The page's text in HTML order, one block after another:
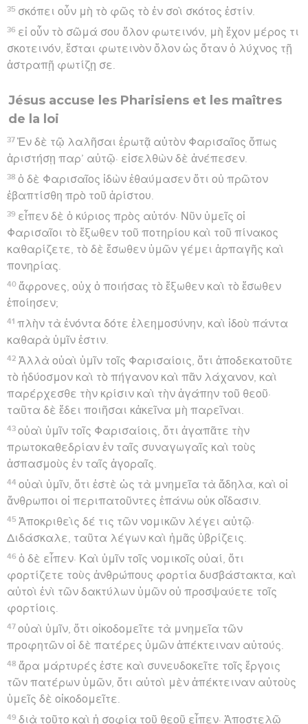
35 σκόπει οὖν μὴ τὸ φῶς τὸ ἐν σοὶ σκότος ἐστίν.
36 εἰ οὖν τὸ σῶμά σου ὅλον φωτεινόν, μὴ ἔχον μέρος τι
σκοτεινόν, ἔσται φωτεινὸν ὅλον ὡς ὅταν ὁ λύχνος τῇ
ἀστραπῇ φωτίζῃ σε.
Jésus accuse les Pharisiens et les maîtres
de la loi
37 Ἐν δὲ τῷ λαλῆσαι ἐρωτᾷ αὐτὸν Φαρισαῖος ὅπως
ἀριστήσῃ παρ’ αὐτῷ· εἰσελθὼν δὲ ἀνέπεσεν.
38 ὁ δὲ Φαρισαῖος ἰδὼν ἐθαύμασεν ὅτι οὐ πρῶτον
ἐβαπτίσθη πρὸ τοῦ ἀρίστου.
39 εἶπεν δὲ ὁ κύριος πρὸς αὐτόν· Νῦν ὑμεῖς οἱ
Φαρισαῖοι τὸ ἔξωθεν τοῦ ποτηρίου καὶ τοῦ πίνακος
καθαρίζετε, τὸ δὲ ἔσωθεν ὑμῶν γέμει ἁρπαγῆς καὶ
πονηρίας.
40 ἄφρονες, οὐχ ὁ ποιήσας τὸ ἔξωθεν καὶ τὸ ἔσωθεν
ἐποίησεν;
41 πλὴν τὰ ἐνόντα δότε ἐλεημοσύνην, καὶ ἰδοὺ πάντα
καθαρὰ ὑμῖν ἐστιν.
42 Ἀλλὰ οὐαὶ ὑμῖν τοῖς Φαρισαίοις, ὅτι ἀποδεκατοῦτε
τὸ ἡδύοσμον καὶ τὸ πήγανον καὶ πᾶν λάχανον, καὶ
παρέρχεσθε τὴν κρίσιν καὶ τὴν ἀγάπην τοῦ θεοῦ·
ταῦτα δὲ ἔδει ποιῆσαι κἀκεῖνα μὴ παρεῖναι.
43 οὐαὶ ὑμῖν τοῖς Φαρισαίοις, ὅτι ἀγαπᾶτε τὴν
πρωτοκαθεδρίαν ἐν ταῖς συναγωγαῖς καὶ τοὺς
ἀσπασμοὺς ἐν ταῖς ἀγοραῖς.
44 οὐαὶ ὑμῖν, ὅτι ἐστὲ ὡς τὰ μνημεῖα τὰ ἄδηλα, καὶ οἱ
ἄνθρωποι οἱ περιπατοῦντες ἐπάνω οὐκ οἴδασιν.
45 Ἀποκριθεὶς δέ τις τῶν νομικῶν λέγει αὐτῷ·
Διδάσκαλε, ταῦτα λέγων καὶ ἡμᾶς ὑβρίζεις.
46 ὁ δὲ εἶπεν· Καὶ ὑμῖν τοῖς νομικοῖς οὐαί, ὅτι
φορτίζετε τοὺς ἀνθρώπους φορτία δυσβάστακτα, καὶ
αὐτοὶ ἑνὶ τῶν δακτύλων ὑμῶν οὐ προσψαύετε τοῖς
φορτίοις.
47 οὐαὶ ὑμῖν, ὅτι οἰκοδομεῖτε τὰ μνημεῖα τῶν
προφητῶν οἱ δὲ πατέρες ὑμῶν ἀπέκτειναν αὐτούς.
48 ἄρα μάρτυρές ἐστε καὶ συνευδοκεῖτε τοῖς ἔργοις
τῶν πατέρων ὑμῶν, ὅτι αὐτοὶ μὲν ἀπέκτειναν αὐτοὺς
ὑμεῖς δὲ οἰκοδομεῖτε.
49 διὰ τοῦτο καὶ ἡ σοφία τοῦ θεοῦ εἶπεν· Ἀποστελῶ